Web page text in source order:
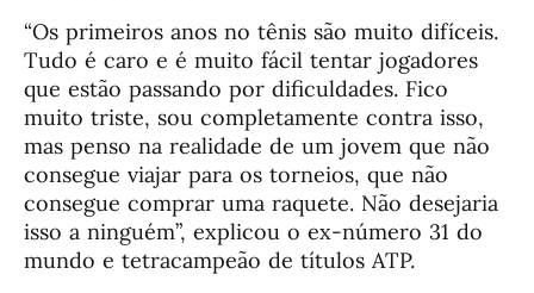
“Os primeiros anos no tênis são muito difíceis.
Tudo é caro e é muito fácil tentar jogadores
que estão passando por dificuldades. Fico
muito triste, sou completamente contra isso,
mas penso na realidade de um jovem que não
consegue viajar para os torneios, que não
consegue comprar uma raquete. Não desejaria
isso a ninguém”, explicou o ex-número 31 do
mundo e tetracampeão de títulos ATP.